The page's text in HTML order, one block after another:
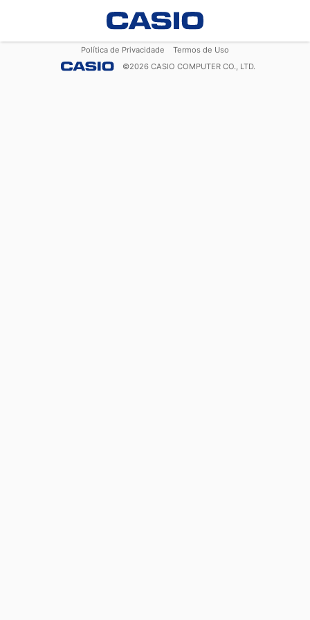
Política de Privacidade
Termos de Uso
©2026 CASIO COMPUTER CO., LTD.